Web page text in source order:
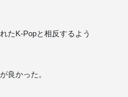
たK-Popと相反するよう
良かった。